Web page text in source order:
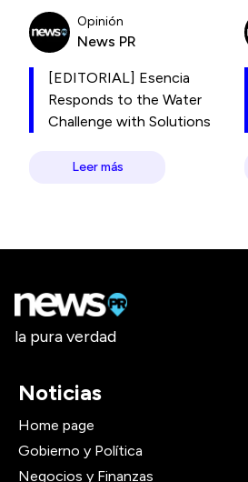
Opinión
News PR
[EDITORIAL] Esencia
Responds to the Water
Challenge with Solutions
Leer más
la pura verdad
Noticias
Home page
Gobierno y Política
Negocios y Finanzas